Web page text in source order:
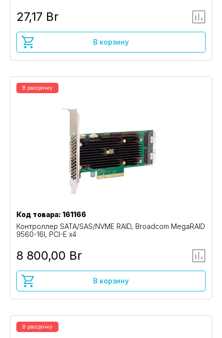
27,17 Br
В корзину
В рассрочку
Код товара: 161166
Контроллер SATA/SAS/NVME RAID, Broadcom MegaRAID
9560-16I, PCI-E x4
8 800,00 Br
В корзину
В рассрочку